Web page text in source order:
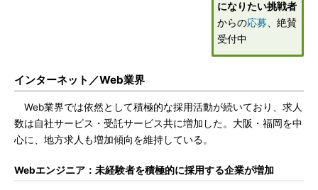
になりたい挑戦者
からの応募 、絶賛
受付中
インターネット／Web業界
Web業界では依然として積極的な採用活動が続いており、求人
数は自社サービス・受託サービス共に増加した。大阪・福岡を中
心に、地方求人も増加傾向を維持している。
Webエンジニア：未経験者を積極的に採用する企業が増加